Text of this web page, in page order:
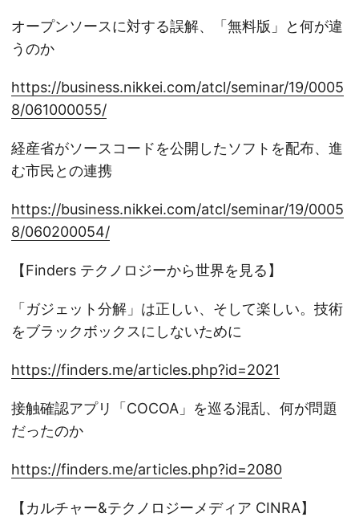
オープンソースに対する誤解、「無料版」と何が違
うのか
https://business.nikkei.com/atcl/seminar/19/0005
8/061000055/
経産省がソースコードを公開したソフトを配布、進
む市民との連携
https://business.nikkei.com/atcl/seminar/19/0005
8/060200054/
【Finders テクノロジーから世界を見る】
「ガジェット分解」は正しい、そして楽しい。技術
をブラックボックスにしないために
https://finders.me/articles.php?id=2021
接触確認アプリ「COCOA」を巡る混乱、何が問題
だったのか
https://finders.me/articles.php?id=2080
【カルチャー&テクノロジーメディア CINRA】